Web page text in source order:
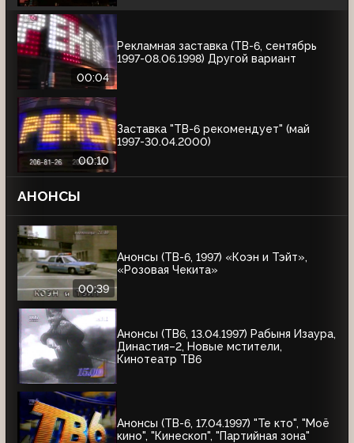
00:04
Рекламная заставка (ТВ-6, сентябрь
1997-08.06.1998) Другой вариант
00:10
Заставка "ТВ-6 рекомендует" (май
1997-30.04.2000)
АНОНСЫ
00:39
Анонсы (ТВ-6, 1997) «Коэн и Тэйт»,
«Розовая Чекита»
Анонсы (ТВ6, 13.04.1997) Рабыня Изаура,
Династия–2, Новые мстители,
Кинотеатр ТВ6
Анонсы (ТВ-6, 17.04.1997) "Те кто", "Моё
кино", "Кинескоп", "Партийная зона"